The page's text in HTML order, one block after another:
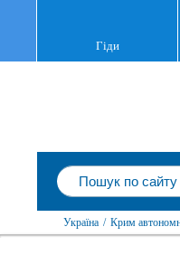
Гіди
Україна / Крим